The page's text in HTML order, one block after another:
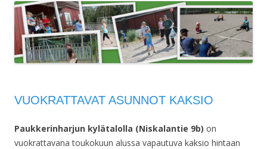
VUOKRATTAVAT ASUNNOT KAKSIO
Paukkerinharjun kylätalolla (Niskalantie 9b) on
vuokrattavana toukokuun alussa vapautuva kaksio hintaan